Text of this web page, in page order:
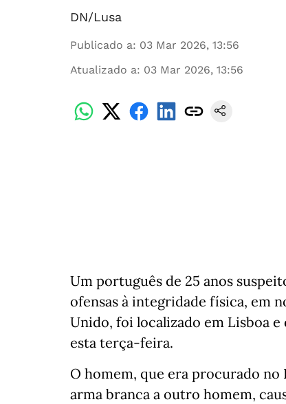
DN/Lusa
Publicado a: 03 Mar 2026, 13:56
Atualizado a: 03 Mar 2026, 13:56
Um português de 25 anos
ofensas à integridade física, em
Unido, foi localizado em Lisboa
esta terça-feira.
O homem, que era procurado no
arma branca a outro homem,